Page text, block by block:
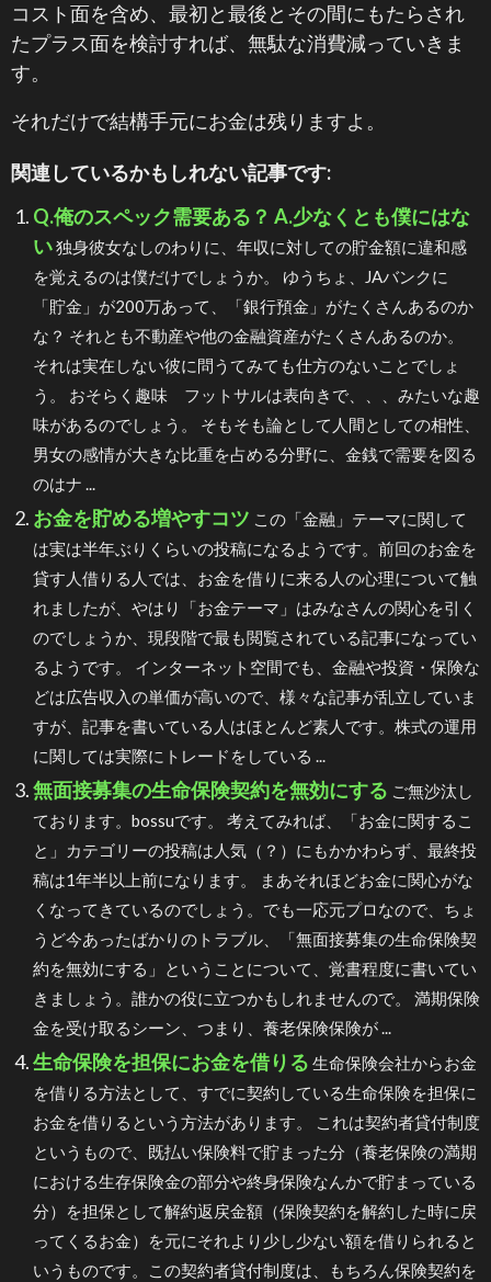
コスト面を含め、最初と最後とその間にもたらされ
たプラス面を検討すれば、無駄な消費減っていきま
す。
それだけで結構手元にお金は残りますよ。
関連しているかもしれない記事です:
Q.俺のスペック需要ある？ A.少なくとも僕にはな
い独身彼女なしのわりに、年収に対しての貯金額に違和感
を覚えるのは僕だけでしょうか。 ゆうちょ、JAバンクに
「貯金」が200万あって、「銀行預金」がたくさんあるのか
な？ それとも不動産や他の金融資産がたくさんあるのか。
それは実在しない彼に問うてみても仕方のないことでしょ
う。 おそらく趣味 フットサルは表向きで、、、みたいな趣
味があるのでしょう。 そもそも論として人間としての相性、
男女の感情が大きな比重を占める分野に、金銭で需要を図る
のはナ ...
お金を貯める増やすコツ この「金融」テーマに関して
は実は半年ぶりくらいの投稿になるようです。前回のお金を
貸す人借りる人では、お金を借りに来る人の心理について触
れましたが、やはり「お金テーマ」はみなさんの関心を引く
のでしょうか、現段階で最も閲覧されている記事になってい
るようです。 インターネット空間でも、金融や投資・保険な
どは広告収入の単価が高いので、様々な記事が乱立していま
すが、記事を書いている人はほとんど素人です。株式の運用
に関しては実際にトレードをしている ...
無面接募集の生命保険契約を無効にする ご無沙汰し
ております。bossuです。 考えてみれば、「お金に関するこ
と」カテゴリーの投稿は人気（？）にもかかわらず、最終投
稿は1年半以上前になります。 まあそれほどお金に関心がな
くなってきているのでしょう。でも一応元プロなので、ちょ
うど今あったばかりのトラブル、「無面接募集の生命保険契
約を無効にする」ということについて、覚書程度に書いてい
きましょう。誰かの役に立つかもしれませんので。 満期保険
金を受け取るシーン、つまり、養老保険保険が ...
生命保険を担保にお金を借りる 生命保険会社からお金
を借りる方法として、すでに契約している生命保険を担保に
お金を借りるという方法があります。 これは契約者貸付制度
というもので、既払い保険料で貯まった分（養老保険の満期
における生存保険金の部分や終身保険なんかで貯まっている
分）を担保として解約返戻金額（保険契約を解約した時に戻
ってくるお金）を元にそれより少し少ない額を借りられると
いうものです。この契約者貸付制度は、もちろん保険契約を